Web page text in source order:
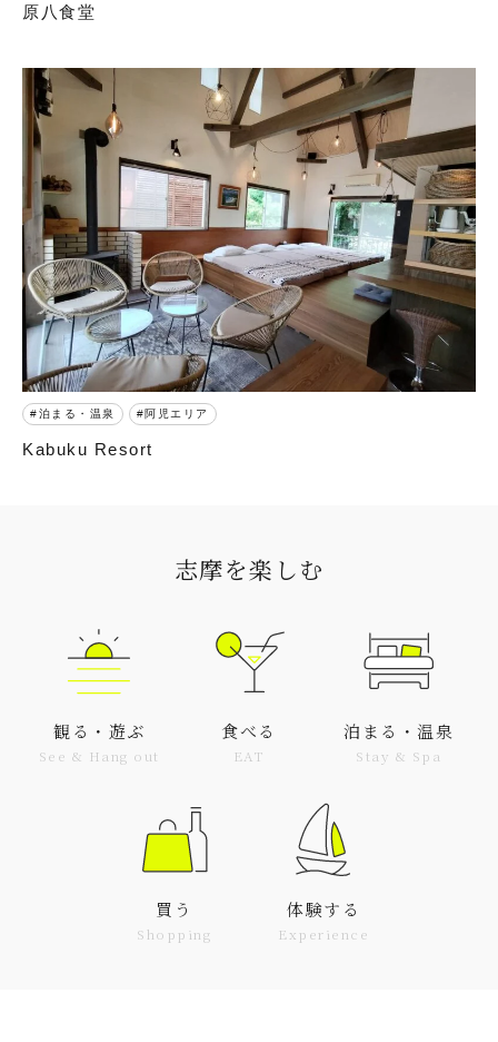
原八食堂
泊まる・温泉 阿児エリア
Kabuku Resort
志摩を楽しむ
観る・遊ぶ
See & Hang out
食べる
EAT
泊まる・温泉
Stay & Spa
買う
Shopping
体験する
Experience